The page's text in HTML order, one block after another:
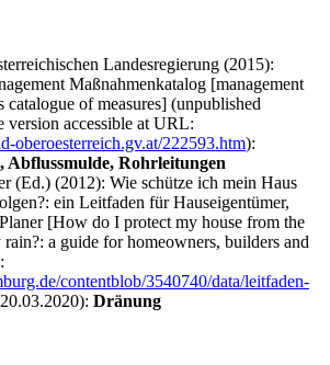
Landesregierung (2015):
Maßnahmenkatalog [management
of measures] (unpublished
version accessible at URL:
oberoesterreich.gv.at/222593.htm):
Abflussmulde, Rohrleitungen
(Ed.) (2012): Wie schütze ich mein Haus
ein Leitfaden für Hauseigentümer,
[How do I protect my house from the
a guide for homeowners, builders and
contentblob/3540740/data/leitfaden-
Dränung